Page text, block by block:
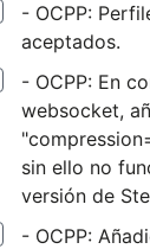
- OCPP:
aceptados.
- OCPP: En
websocket,
sin ello no
versión de
- OCPP: